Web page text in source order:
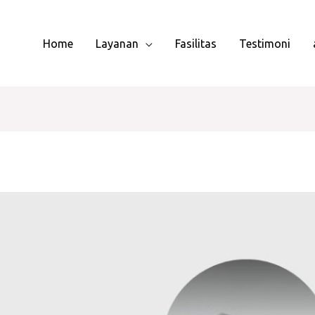
Home Layanan Fasilitas Testimoni